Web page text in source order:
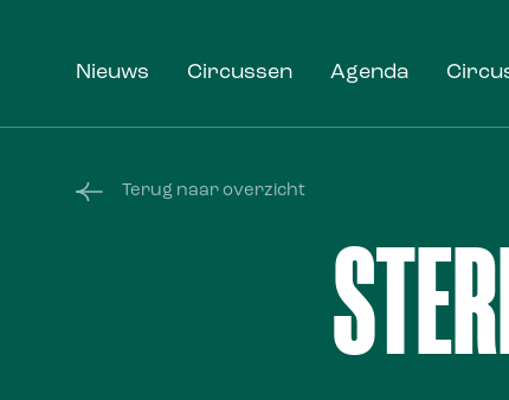
Nieuws Circussen Agenda
Terug naar overzicht